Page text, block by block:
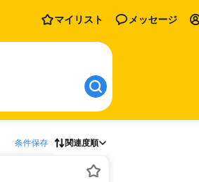
マイリスト メッセージ
条件保存 関連度順